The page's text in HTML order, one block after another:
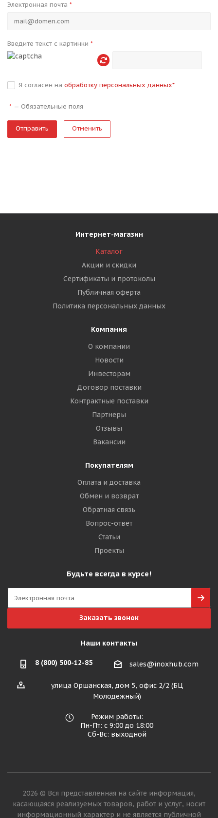
Электронная почта *
Введите текст с картинки *
Я согласен на обработку персональных данных*
* — Обязательные поля
Отменить
Интернет-магазин
Каталог
Акции и скидки
Сертификаты и протоколы
Публичная оферта
Политика персональных данных
Компания
О компании
Новости
Инвесторам
Договор поставки
Контрактные поставки
Партнеры
Отзывы
Вакансии
Покупателям
Оплата и доставка
Обмен и возврат
Обратная связь
Вопрос-ответ
Статьи
Проекты
Будьте всегда в курсе!
Заказать звонок
Наши контакты
8 (800) 500-12-85 sales@inoxhub.com
улица Оршанская, дом 5, офис 2/2 (БЦ
Молодежный)
Режим работы:
Пн-Пт: с 9:00 до 18:00
Сб-Вс: выходной
2026 © Вся представленная на сайте информация,
касающаяся реализуемых товаров, работ и услуг, носит
информационный характер и не является публичной